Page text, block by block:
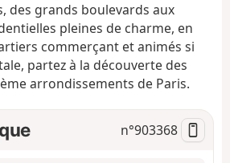
n
des grands boulevards aux
pleines de charme, en
commerçant et animés si
partez à la découverte des
arrondissements de Paris.
n°903368